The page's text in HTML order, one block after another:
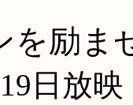
を励ま
日放映